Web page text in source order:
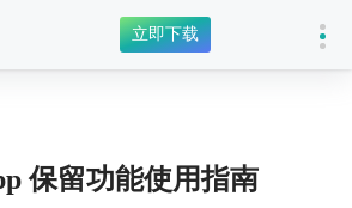
立即下载
保留功能使用指南